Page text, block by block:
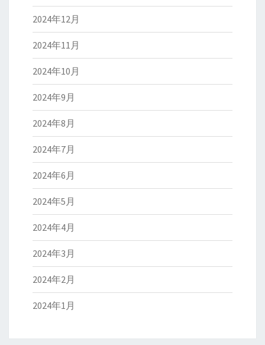
2024年12月
2024年11月
2024年10月
2024年9月
2024年8月
2024年7月
2024年6月
2024年5月
2024年4月
2024年3月
2024年2月
2024年1月